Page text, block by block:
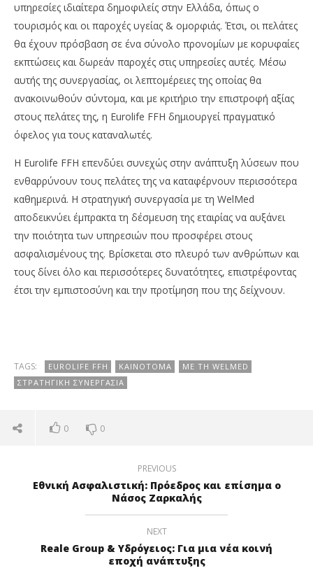
υπηρεσίες ιδιαίτερα δημοφιλείς στην Ελλάδα, όπως ο
τουρισμός και οι παροχές υγείας & ομορφιάς. Έτσι, οι πελάτες
θα έχουν πρόσβαση σε ένα σύνολο προνομίων με κορυφαίες
εκπτώσεις και δωρεάν παροχές στις υπηρεσίες αυτές. Μέσω
αυτής της συνεργασίας, οι λεπτομέρειες της οποίας θα
ανακοινωθούν σύντομα, και με κριτήριο την επιστροφή αξίας
στους πελάτες της, η Eurolife FFH δημιουργεί πραγματικό
όφελος για τους καταναλωτές.
Η Eurolife FFH επενδύει συνεχώς στην ανάπτυξη λύσεων που
ενθαρρύνουν τους πελάτες της να καταφέρνουν περισσότερα
καθημερινά. Η στρατηγική συνεργασία με τη WelMed
αποδεικνύει έμπρακτα τη δέσμευση της εταιρίας να αυξάνει
την ποιότητα των υπηρεσιών που προσφέρει στους
ασφαλισμένους της. Βρίσκεται στο πλευρό των ανθρώπων και
τους δίνει όλο και περισσότερες δυνατότητες, επιστρέφοντας
έτσι την εμπιστοσύνη και την προτίμηση που της δείχνουν.
TAGS: EUROLIFE FFH ΚΑΙΝΟΤΌΜΑ
ΜΕ ΤΗ WELMED
ΣΤΡΑΤΗΓΙΚΉ ΣΥΝΕΡΓΑΣΊΑ
0 0
PREVIOUS
Εθνική Ασφαλιστική: Πρόεδρος και επίσημα ο
Νάσος Ζαρκαλής
NEXT
Reale Group & Υδρόγειος: Για μια νέα κοινή
εποχή ανάπτυξης